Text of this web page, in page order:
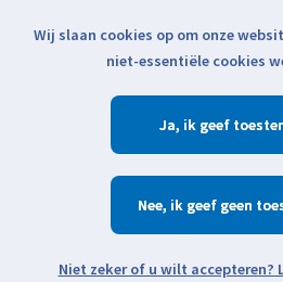
Klik voor actuele
Zoeken
Open
Wij slaan cookies op om onze
niet-essentiële cookies
Ja
Nee